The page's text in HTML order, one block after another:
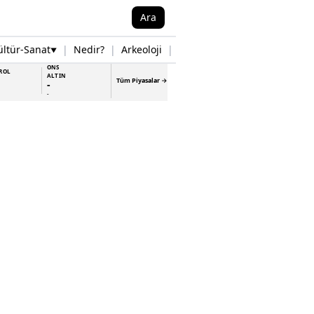
Ara
Sanat▼ | Nedir? | Arkeoloji |
ONS
ALTIN
-
-
Tüm Piyasalar →